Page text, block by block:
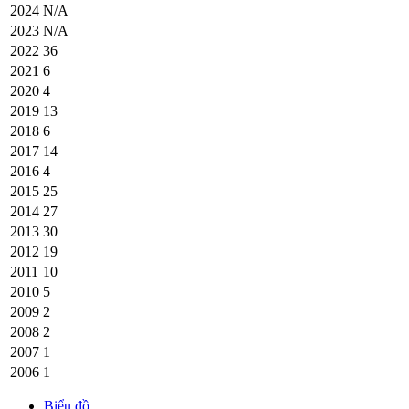
2024 N/A
2023 N/A
2022 36
2021 6
2020 4
2019 13
2018 6
2017 14
2016 4
2015 25
2014 27
2013 30
2012 19
2011 10
2010 5
2009 2
2008 2
2007 1
2006 1
Biểu đồ